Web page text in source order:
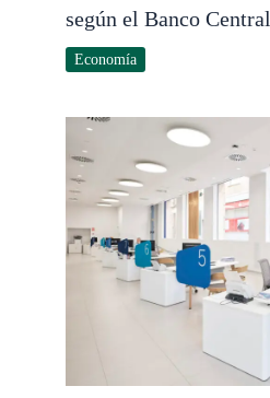
según el Banco Central
Economía